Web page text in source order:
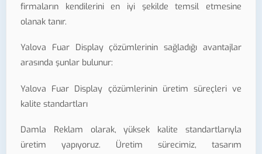
firmaların kendilerini en iyi şekilde temsil etmesine
olanak tanır.
Yalova Fuar Display çözümlerinin sağladığı avantajlar
arasında şunlar bulunur:
Yalova Fuar Display çözümlerinin üretim süreçleri ve
kalite standartları
Damla Reklam olarak, yüksek kalite standartlarıyla
üretim yapıyoruz. Üretim sürecimiz, tasarım